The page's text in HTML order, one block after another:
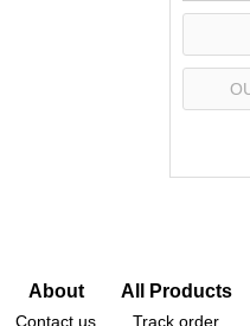
About
Contact us
All Products
Track order